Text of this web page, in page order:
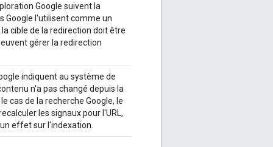
Google suivent la
Google l'utilisent comme un
cible de la redirection doit être
gérer la redirection
indiquent au système de
n'a pas changé depuis la
cas de la recherche Google, le
les signaux pour l'URL,
effet sur l'indexation.